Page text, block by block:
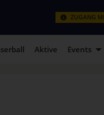
ZUGANG
Aktive Events